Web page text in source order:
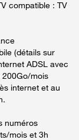
compatible : TV
(détails sur
ADSL avec
200Go/mois
internet et au
numéros
mois et 3h